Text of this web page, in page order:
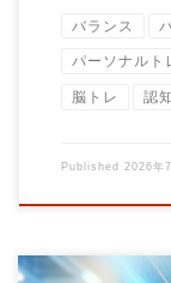
バランス
パーソナルト
脳トレ 認
Published 2026年